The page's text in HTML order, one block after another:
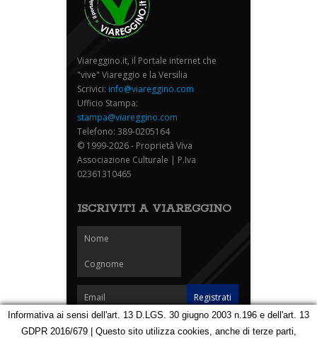
Viareggino.it, il Portale internet che
"vive" Viareggio e la Versilia
Scrivici: info@viareggino.com
Ufficio Stampa:
stampa@viareggino.com
Telefono: 389-0205164
© 1999-2026 - Proprietà Viva
Associazione Culturale | P.Iva
02361310465
ISCRIVITI A VIAREGGINO
Informativa ai sensi dell'art. 13 D.LGS. 30 giugno 2003 n.196 e dell'art. 13
GDPR 2016/679 | Questo sito utilizza cookies, anche di terze parti,